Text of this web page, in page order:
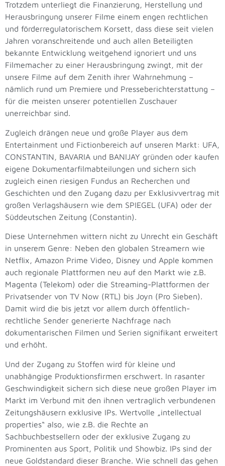
Trotzdem unterliegt die Finanzierung, Herstellung und
Herausbringung unserer Filme einem engen rechtlichen
und förderregulatorischem Korsett, dass diese seit vielen
Jahren voranschreitende und auch allen Beteiligten
bekannte Entwicklung weitgehend ignoriert und uns
Filmemacher zu einer Herausbringung zwingt, mit der
unsere Filme auf dem Zenith ihrer Wahrnehmung –
nämlich rund um Premiere und Presseberichterstattung –
für die meisten unserer potentiellen Zuschauer
unerreichbar sind.
Zugleich drängen neue und große Player aus dem
Entertainment und Fictionbereich auf unseren Markt: UFA,
CONSTANTIN, BAVARIA und BANIJAY gründen oder kaufen
eigene Dokumentarfilmabteilungen und sichern sich
zugleich einen riesigen Fundus an Recherchen und
Geschichten und den Zugang dazu per Exklusivvertrag mit
großen Verlagshäusern wie dem SPIEGEL (UFA) oder der
Süddeutschen Zeitung (Constantin).
Diese Unternehmen wittern nicht zu Unrecht ein Geschäft
in unserem Genre: Neben den globalen Streamern wie
Netflix, Amazon Prime Video, Disney und Apple kommen
auch regionale Plattformen neu auf den Markt wie z.B.
Magenta (Telekom) oder die Streaming-Plattformen der
Privatsender von TV Now (RTL) bis Joyn (Pro Sieben).
Damit wird die bis jetzt vor allem durch öffentlich-
rechtliche Sender generierte Nachfrage nach
dokumentarischen Filmen und Serien signifikant erweitert
und erhöht.
Und der Zugang zu Stoffen wird für kleine und
unabhängige Produktionsfirmen erschwert. In rasanter
Geschwindigkeit sichern sich diese neue großen Player im
Markt im Verbund mit den ihnen vertraglich verbundenen
Zeitungshäusern exklusive IPs. Wertvolle „intellectual
properties“ also, wie z.B. die Rechte an
Sachbuchbestsellern oder der exklusive Zugang zu
Prominenten aus Sport, Politik und Showbiz. IPs sind der
neue Goldstandard dieser Branche. Wie schnell das gehen